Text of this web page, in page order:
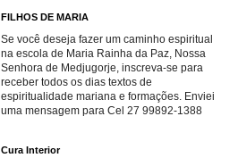
FILHOS DE MARIA
Se você deseja fazer um caminho espiritual
na escola de Maria Rainha da Paz, Nossa
Senhora de Medjugorje, inscreva-se para
receber todos os dias textos de
espiritualidade mariana e formações. Enviei
uma mensagem para Cel 27 99892-1388
Cura Interior